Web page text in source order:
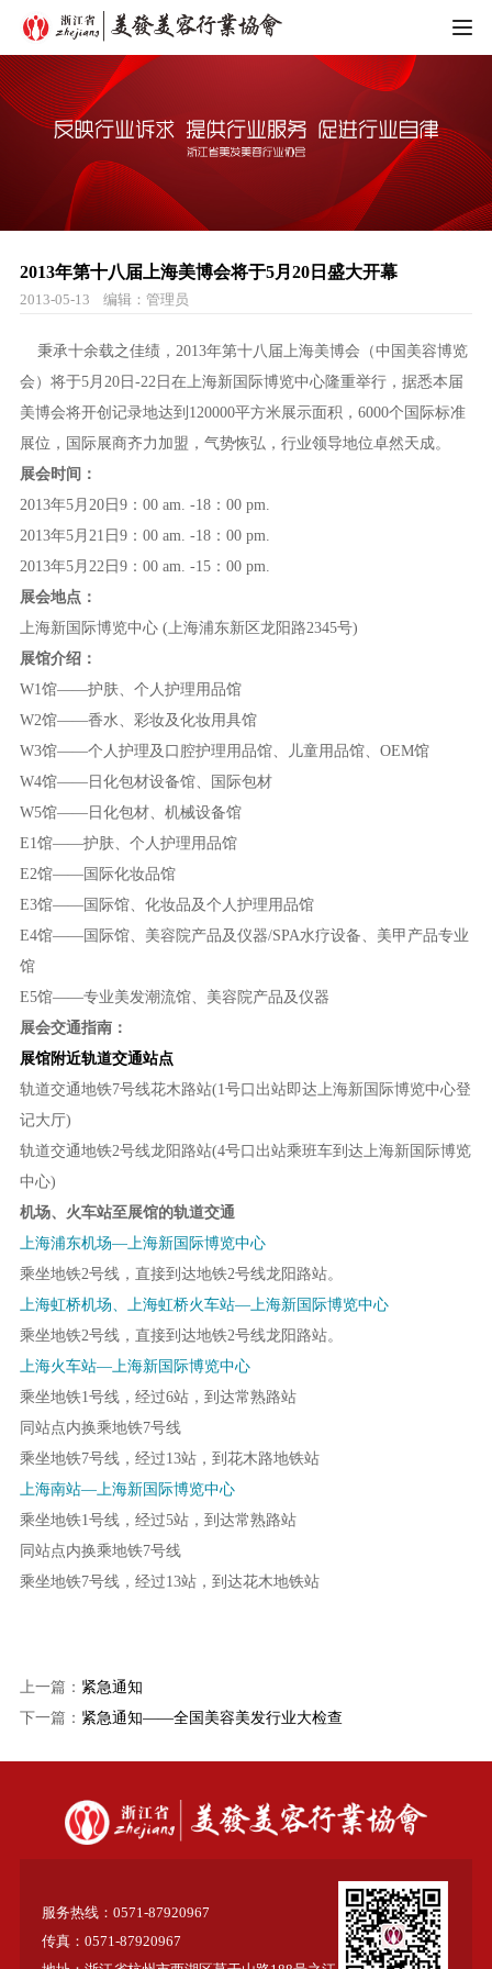
HOME
协会概况
协会简介
协会章程
领导成员
协会动态
行业资讯
加入协会
会员风采
入会须知
入会申请
业界精英
产品推荐
政策法规
资料下载
联系我们
通知公告
2013年第十八届上海美博会将于5月20日盛大开幕
2013-05-13 编辑：管理员
秉承十余载之佳绩， 2013年第十八届上海美博会 （中国美容博览
会 ）将于5月20日-22日在上海新国际博览中心隆重举行，据悉本届
美博会将开创记录地达到120000平方米展示面积，6000个国际标准
展位，国际展商齐力加盟，气势恢弘，行业领导地位卓然天成。
展会时间 ：
2013年5月20日9：00 am. -18：00 pm.
2013年5月21日9：00 am. -18：00 pm.
2013年5月22日9：00 am. -15：00 pm.
展会地点：
上海新国际博览中心 (上海浦东新区龙阳路2345号)
展馆介绍：
W1馆——护肤、个人护理用品馆
W2馆——香水、彩妆及化妆用具馆
W3馆——个人护理及口腔护理用品馆、儿童用品馆、OEM馆
W4馆——日化包材设备馆、国际包材
W5馆——日化包材、机械设备馆
E1馆——护肤、个人护理用品馆
E2馆——国际化妆品馆
E3馆——国际馆、化妆品及个人护理用品馆
E4馆——国际馆、美容院产品及仪器/SPA水疗设备、美甲产品专业
馆
E5馆——专业美发潮流馆、美容院产品及仪器
展会交通指南：
展馆附近轨道交通站点
轨道交通地铁7号线花木路站(1号口出站即达上海新国际博览中心登
记大厅)
轨道交通地铁2号线龙阳路站(4号口出站乘班车到达上海新国际博览
中心)
机场、火车站至展馆的轨道交通
上海浦东机场—上海新国际博览中心
乘坐地铁2号线，直接到达地铁2号线龙阳路站。
上海虹桥机场、上海虹桥火车站—上海新国际博览中心
乘坐地铁2号线，直接到达地铁2号线龙阳路站。
上海火车站—上海新国际博览中心
乘坐地铁1号线，经过6站，到达常熟路站
同站点内换乘地铁7号线
乘坐地铁7号线，经过13站，到花木路地铁站
上海南站—上海新国际博览中心
乘坐地铁1号线，经过5站，到达常熟路站
同站点内换乘地铁7号线
乘坐地铁7号线，经过13站，到达花木地铁站
上一篇： 紧急通知
下一篇： 紧急通知——全国美容美发行业大检查
服务热线：0571-87920967
传真：0571-87920967